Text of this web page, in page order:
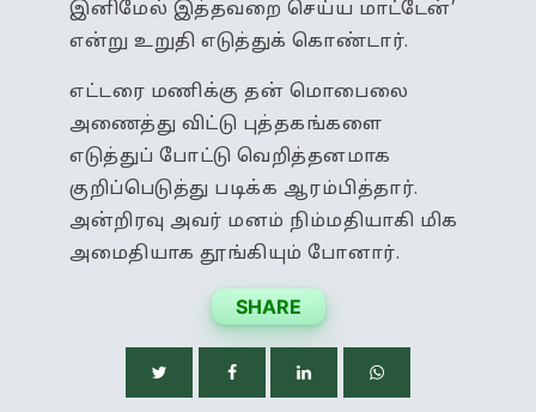
இனிமேல் இத்தவறை செய்ய மாட்டேன்’
என்று உறுதி எடுத்துக் கொண்டார்.
எட்டரை மணிக்கு தன் மொபைலை
அணைத்து விட்டு புத்தகங்களை
எடுத்துப் போட்டு வெறித்தனமாக
குறிப்பெடுத்து படிக்க ஆரம்பித்தார்.
அன்றிரவு அவர் மனம் நிம்மதியாகி மிக
அமைதியாக தூங்கியும் போனார்.
SHARE